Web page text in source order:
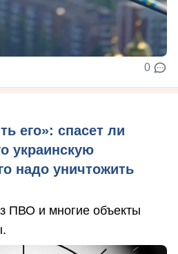
0
его»: спасет ли
украинскую
надо уничтожить
ПВО и многие объекты